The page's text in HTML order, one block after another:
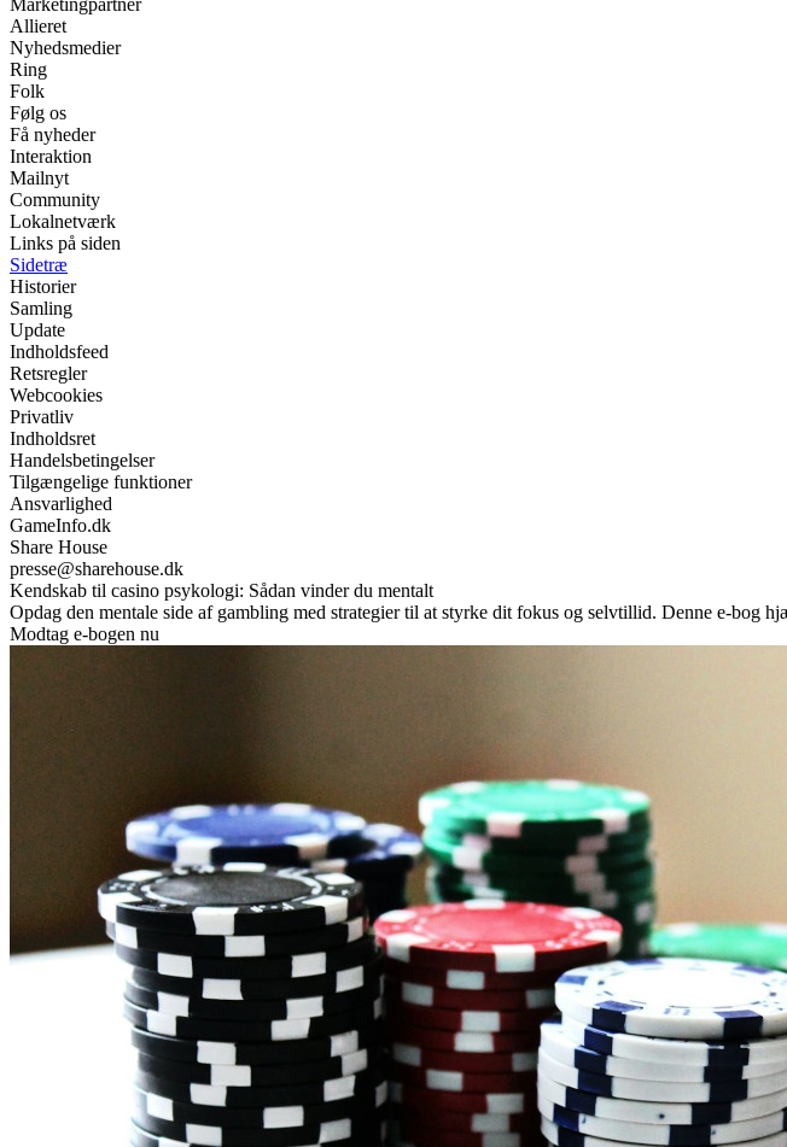
Marketingpartner
Allieret
Nyhedsmedier
Ring
Folk
Følg os
Få nyheder
Interaktion
Mailnyt
Community
Lokalnetværk
Links på siden
Sidetræ
Historier
Samling
Update
Indholdsfeed
Retsregler
Webcookies
Privatliv
Indholdsret
Handelsbetingelser
Tilgængelige funktioner
Ansvarlighed
GameInfo.dk
Share House
presse@sharehouse.dk
Kendskab til casino psykologi: Sådan vinder du mentalt
Opdag den mentale side af gambling med strategier til at styrke dit fokus og selvtillid. Denne e-bog
Modtag e-bogen nu